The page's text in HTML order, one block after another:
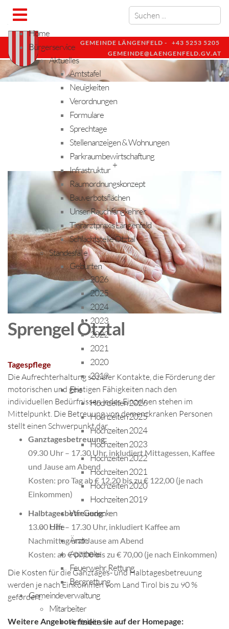
GEMEINDE LÄNGENFELD - +43 5253 5205
GEMEINDE@LAENGENFELD.GV.AT
Home
Bürgerservice
Aktuelles
Amtstafel
Neuigkeiten
Verordnungen
Formulare
Sprechtage
Stellenanzeigen & Wohnungen
Parkraumbewirtschaftung
Infrastruktur
Raumordnungskonzept
Bauverbotsflächen
Unser Rauchfangkehrer
Tierarztpraxis Längenfeld
Schlachtstelle Ötztal
Standesfälle
Geburten
2026
2025
2024
2023
2022
2021
2020
2019
Ehe
Hochzeiten 2026
Hochzeiten 2025
Hochzeiten 2024
Hochzeiten 2023
Hochzeiten 2022
Hochzeiten 2021
Hochzeiten 2020
Hochzeiten 2019
Wir Gedenken
Hilfe
Ärzte
Apotheke
Feuerwehr, Rettung
Bergrettung
Gemeindeverwaltung
Mitarbeiter
AmtsleiterIn
+
Sprengel Ötztal
Tagespflege
Die Aufrechterhaltung sozialer Kontakte, die Förderung der
motorischen und geistigen Fähigkeiten nach den
individuellen Bedürfnissen jedes Einzelnen stehen im
Mittelpunkt. Die Betreuung von demenzkranken Personen
stellt einen Schwerpunkt dar.
Ganztagesbetreuung:
09.30 Uhr – 17.30 Uhr, inkludiert Mittagessen, Kaffee
und Jause am Abend
Kosten: pro Tag ab € 12,20 bis zu € 122,00 (je nach
Einkommen)
Halbtagesbetreuung:
13.00 Uhr – 17.30 Uhr, inkludiert Kaffee am
Nachmittag und Jause am Abend
Kosten: ab € 07,00 bis zu € 70,00 (je nach Einkommen)
Die Kosten für die Ganztages- und Halbtagesbetreuung
werden je nach Einkommen vom Land Tirol bis zu 90 %
gefördert.
Weitere Angebote finden sie auf der Homepage: